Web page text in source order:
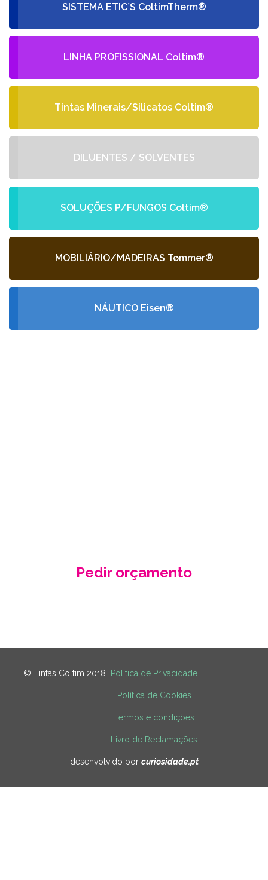
SISTEMA ETIC´S ColtimTherm®
LINHA PROFISSIONAL Coltim®
Tintas Minerais/Silicatos Coltim®
DILUENTES / SOLVENTES
SOLUÇÕES P/FUNGOS Coltim®
MOBILIÁRIO/MADEIRAS Tømmer®
NÁUTICO Eisen®
Pedir orçamento
© Tintas Coltim 2018 Política de Privacidade
Política de Cookies
Termos e condições
Livro de Reclamações
desenvolvido por curiosidade.pt